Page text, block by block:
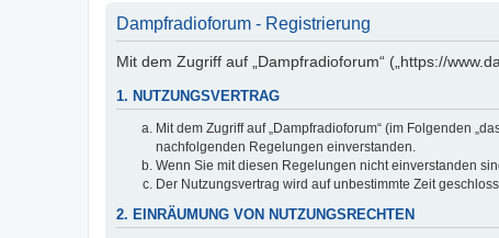
Dampfradioforum - Registrierung
Mit dem Zugriff auf „Dampfradioforum“ („https://
1. NUTZUNGSVERTRAG
Mit dem Zugriff auf „Dampfradioforum“ (im Folgenden
nachfolgenden Regelungen einverstanden.
Wenn Sie mit diesen Regelungen nicht einverstanden
Der Nutzungsvertrag wird auf unbestimmte Zeit
2. EINRÄUMUNG VON NUTZUNGSRECHTEN